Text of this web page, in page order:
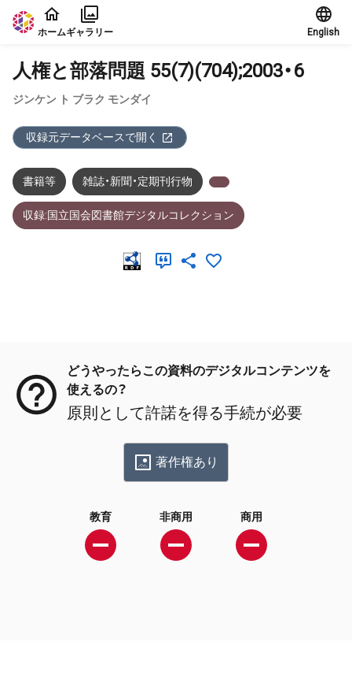
本文に飛ぶ
ホームギャラリー English
人権と部落問題 55(7)(704);2003・6
ジンケン ト ブラク モンダイ
収録元データベースで開く
書籍等 雑誌・新聞・定期刊行物
収録:国立国会図書館デジタルコレクション
どうやったらこの資料のデジタルコンテンツを
使えるの？
原則として許諾を得る手続が必要
著作権あり
教育 非商用 商用